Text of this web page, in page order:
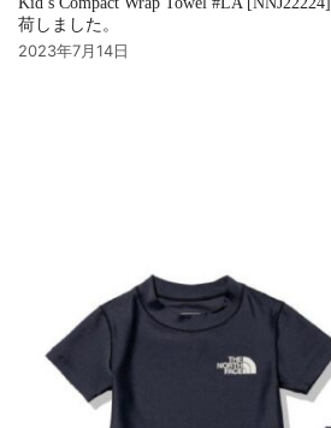
荷しました。
2023年7月14日